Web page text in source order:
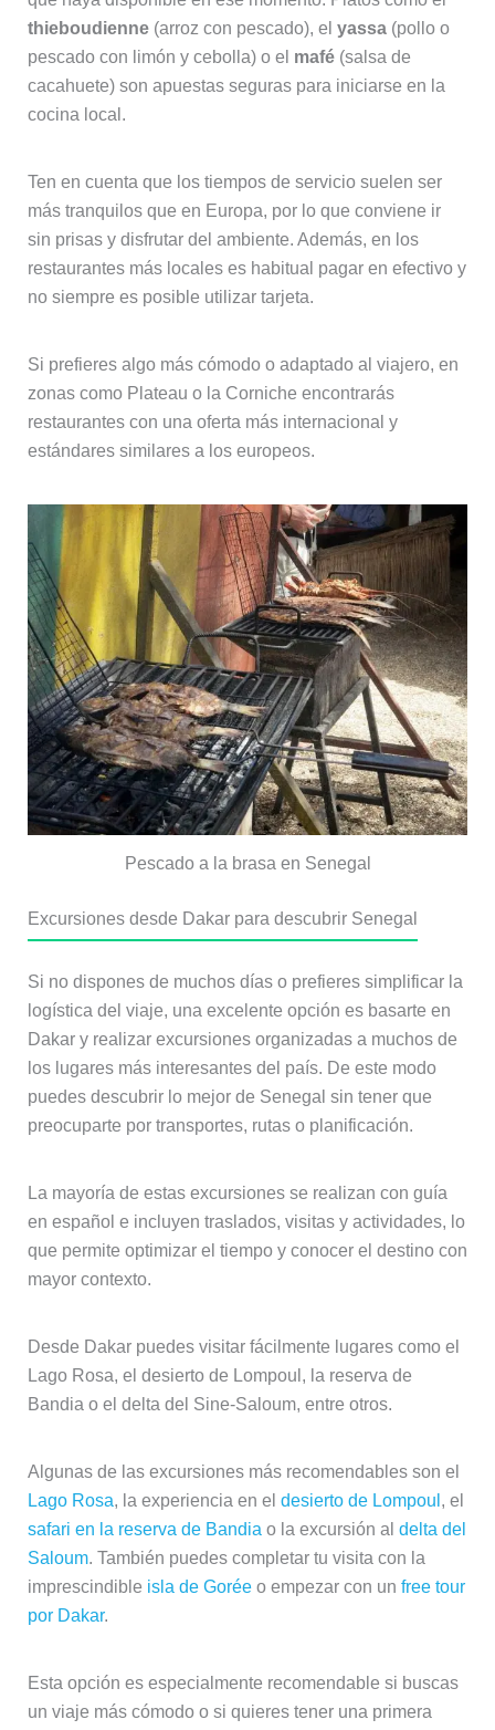
thieboudienne(arroz con pescado), el yassa(pollo o
pescado con limón y cebolla) o el mafé(salsa de
cacahuete) son apuestas seguras para iniciarse en la
cocina local.
Ten en cuenta que los tiempos de servicio suelen ser
más tranquilos que en Europa, por lo que conviene ir
sin prisas y disfrutar del ambiente. Además, en los
restaurantes más locales es habitual pagar en efectivo y
no siempre es posible utilizar tarjeta.
Si prefieres algo más cómodo o adaptado al viajero, en
zonas como Plateau o la Corniche encontrarás
restaurantes con una oferta más internacional y
estándares similares a los europeos.
Pescado a la brasa en Senegal
Excursiones desde Dakar para descubrir Senegal
Si no dispones de muchos días o prefieres simplificar la
logística del viaje, una excelente opción es basarte en
Dakar y realizar excursiones organizadas a muchos de
los lugares más interesantes del país. De este modo
puedes descubrir lo mejor de Senegal sin tener que
preocuparte por transportes, rutas o planificación.
La mayoría de estas excursiones se realizan con guía
en español e incluyen traslados, visitas y actividades, lo
que permite optimizar el tiempo y conocer el destino con
mayor contexto.
Desde Dakar puedes visitar fácilmente lugares como el
Lago Rosa, el desierto de Lompoul, la reserva de
Bandia o el delta del Sine-Saloum, entre otros.
Algunas de las excursiones más recomendables son el
Lago Rosa, la experiencia en el desierto de Lompoul , el
safari en la reserva de Bandia o la excursión al delta del
Saloum. También puedes completar tu visita con la
imprescindible isla de Goréeo empezar con un free tour
por Dakar.
Esta opción es especialmente recomendable si buscas
un viaje más cómodo o si quieres tener una primera